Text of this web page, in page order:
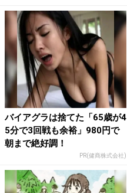
バイアグラは捨てた「65歳が4
5分で3回戦も余裕」980円で
朝まで絶好調！
PR(健商株式会社)